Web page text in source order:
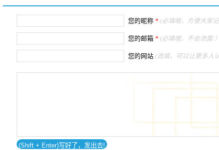
您的昵称 * (必填哦，方便大家
您的邮箱 * (必填哦，不会泄露:
您的网站 (选填，可以让更多人